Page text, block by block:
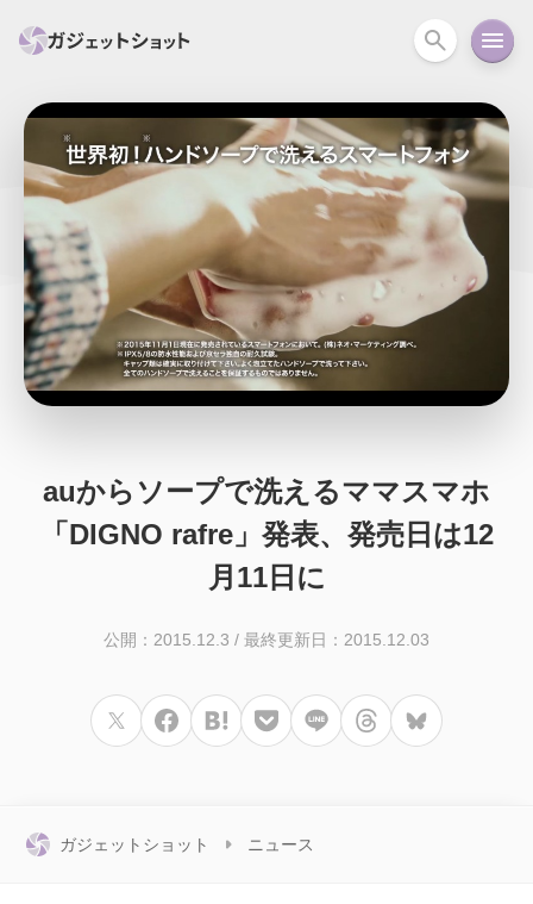
すべて PC関連 カメラ ウェアラ
セール情報 スマートホーム アクションカメラ カメラ
回線 iPhone iPad Mac Android コラム
ガイド ニュース オーディオ 周辺機器
auからソープで洗えるママスマホ
「DIGNO rafre」発表、発売日は12
月11日に
公開：2015.12.3 / 最終更新日：2015.12.03
ガジェットショット ニュース